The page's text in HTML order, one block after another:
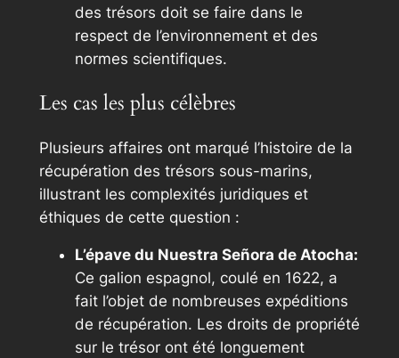
des trésors doit se faire dans le
respect de l’environnement et des
normes scientifiques.
Les cas les plus célèbres
Plusieurs affaires ont marqué l’histoire de la
récupération des trésors sous-marins,
illustrant les complexités juridiques et
éthiques de cette question :
L’épave du Nuestra Señora de Atocha:
Ce galion espagnol, coulé en 1622, a
fait l’objet de nombreuses expéditions
de récupération. Les droits de propriété
sur le trésor ont été longuement